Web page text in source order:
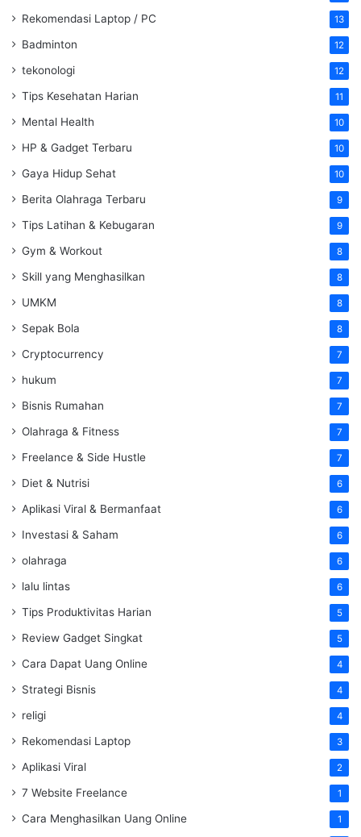
Rekomendasi Laptop / PC 13
Badminton 12
tekonologi 12
Tips Kesehatan Harian 11
Mental Health 10
HP & Gadget Terbaru 10
Gaya Hidup Sehat 10
Berita Olahraga Terbaru 9
Tips Latihan & Kebugaran 9
Gym & Workout 8
Skill yang Menghasilkan 8
UMKM 8
Sepak Bola 8
Cryptocurrency 7
hukum 7
Bisnis Rumahan 7
Olahraga & Fitness 7
Freelance & Side Hustle 7
Diet & Nutrisi 6
Aplikasi Viral & Bermanfaat 6
Investasi & Saham 6
olahraga 6
lalu lintas 6
Tips Produktivitas Harian 5
Review Gadget Singkat 5
Cara Dapat Uang Online 4
Strategi Bisnis 4
religi 4
Rekomendasi Laptop 3
Aplikasi Viral 2
7 Website Freelance 1
Cara Menghasilkan Uang Online 1